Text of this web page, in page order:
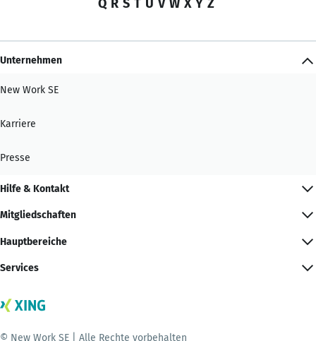
Q R S T U V W X Y Z
Unternehmen
New Work SE
Karriere
Presse
Hilfe & Kontakt
Mitgliedschaften
Hauptbereiche
Services
© New Work SE | Alle Rechte vorbehalten